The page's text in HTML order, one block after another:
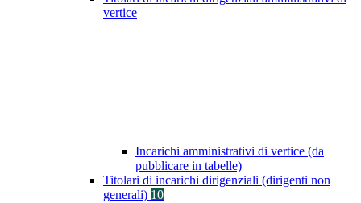
vertice
Incarichi amministrativi di vertice (da
pubblicare in tabelle)
Titolari di incarichi dirigenziali (dirigenti non
generali) 10